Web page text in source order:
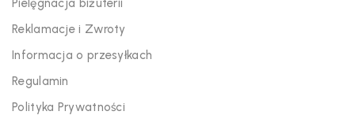
Pielęgnacja biżuterii
Reklamacje i Zwroty
Informacja o przesyłkach
Regulamin
Polityka Prywatności